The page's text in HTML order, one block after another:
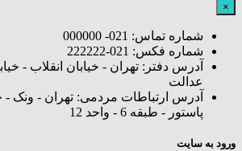
×
شماره تماس: 021- 000000
شماره فکس: 021-222222
آدرس دفتر: تهران - خیابان انقلاب -
عدالت
آدرس ارتباطات مردمی: تهران - ونک -
پاستور - طبقه 6 - واحد 12
ورود به سایت